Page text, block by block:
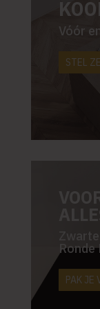
Vóór
STEL
PAK JE